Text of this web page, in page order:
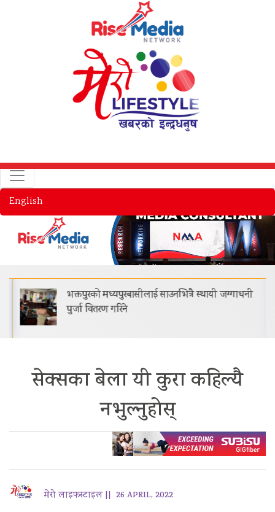
English
भक्तपुरको मध्यपुरबासीलाई साउनभित्रै स्थायी जग्गाधनी
पुर्जा वितरण गरिने
सेक्सका बेला यी कुरा कहिल्यै
नभुल्नुहोस्
मेरो लाइफस्टाइल || 26 APRIL, 2022